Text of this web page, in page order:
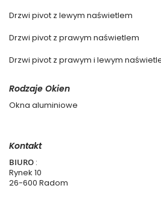
Drzwi pivot z lewym naświetlem
Drzwi pivot z prawym naświetlem
Drzwi pivot z prawym i lewym
Rodzaje Okien
Okna aluminiowe
Kontakt
BIURO :
Rynek 10
26-600 Radom